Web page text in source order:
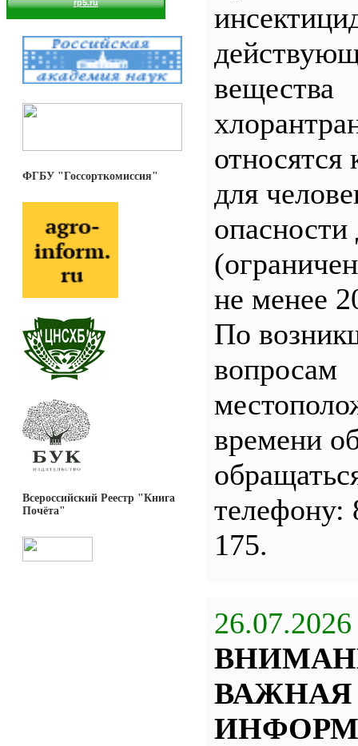
ФГБУ "Госсорткомиссия"
Всероссийский Реестр "Книга
Почёта"
вещества
относятся
для
опасности
не менее
По
вопросам
времени
телефону:
175.
26.07.2026
ВАЖНАЯ